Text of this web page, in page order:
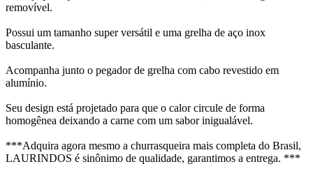
removível.
Possui um tamanho super versátil e uma grelha de aço inox
basculante.
Acompanha junto o pegador de grelha com cabo revestido em
alumínio.
Seu design está projetado para que o calor circule de forma
homogênea deixando a carne com um sabor inigualável.
***Adquira agora mesmo a churrasqueira mais completa do Brasil,
LAURINDOS é sinônimo de qualidade, garantimos a entrega. ***